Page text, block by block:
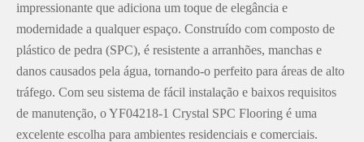
impressionante que adiciona um toque de elegância e
modernidade a qualquer espaço. Construído com composto de
plástico de pedra (SPC), é resistente a arranhões, manchas e
danos causados pela água, tornando-o perfeito para áreas de alto
tráfego. Com seu sistema de fácil instalação e baixos requisitos
de manutenção, o YF04218-1 Crystal SPC Flooring é uma
excelente escolha para ambientes residenciais e comerciais.